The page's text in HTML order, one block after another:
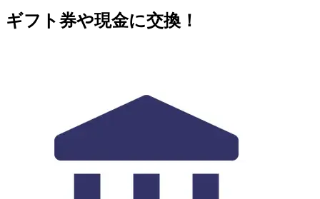
ギフト券や現金に交換！